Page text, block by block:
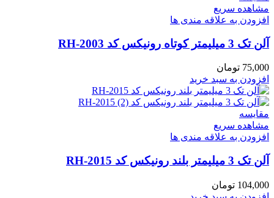
مشاهده سریع
افزودن به علاقه مندی ها
آلن تک 3 میلیمتر کوتاه رونیکس کد RH-2003
75,000 تومان
افزودن به سبد خرید
مقایسه
مشاهده سریع
افزودن به علاقه مندی ها
آلن تک 3 میلیمتر بلند رونیکس کد RH-2015
104,000 تومان